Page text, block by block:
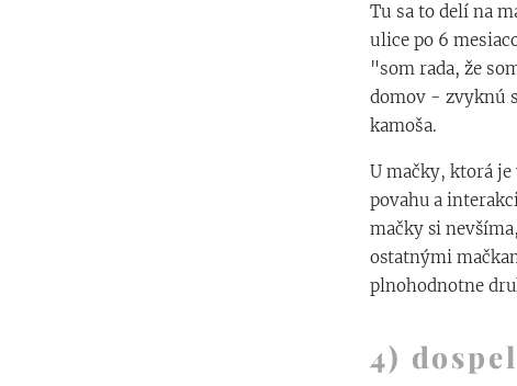
Tu sa to delí na
ulice po 6
"som rada, že
domov - zvyknú
kamoša.
U mačky, ktorá je
povahu a
mačky si
ostatnými
plnohodnotne
4)